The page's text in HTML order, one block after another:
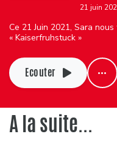
21 juin
Ce 21 Juin 2021, Sara
« Kaiserfruhstuck »
Ecouter
A la suite...